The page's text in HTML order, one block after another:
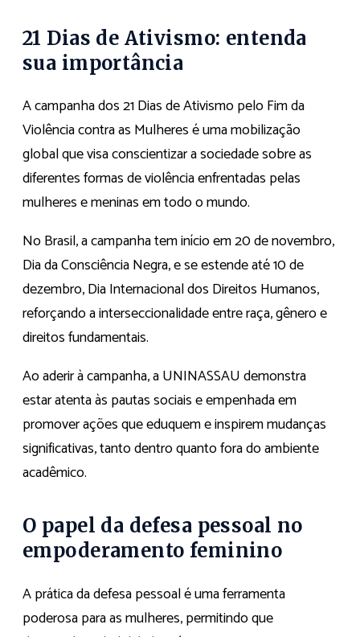
21 Dias de Ativismo: entenda
sua importância
A campanha dos 21 Dias de Ativismo pelo Fim da
Violência contra as Mulheres é uma mobilização
global que visa conscientizar a sociedade sobre as
diferentes formas de violência enfrentadas pelas
mulheres e meninas em todo o mundo.
No Brasil, a campanha tem início em 20 de novembro,
Dia da Consciência Negra, e se estende até 10 de
dezembro, Dia Internacional dos Direitos Humanos,
reforçando a interseccionalidade entre raça, gênero e
direitos fundamentais.
Ao aderir à campanha, a UNINASSAU demonstra
estar atenta às pautas sociais e empenhada em
promover ações que eduquem e inspirem mudanças
significativas, tanto dentro quanto fora do ambiente
acadêmico.
O papel da defesa pessoal no
empoderamento feminino
A prática da defesa pessoal é uma ferramenta
poderosa para as mulheres, permitindo que